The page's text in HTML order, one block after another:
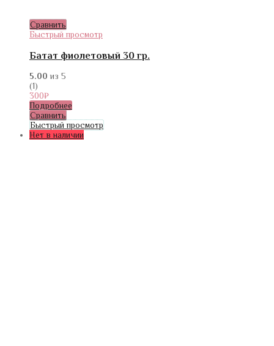
Сравнить
Быстрый просмотр
Батат фиолетовый 30 гр.
5.00 из 5
(1)
300₽
Подробнее
Сравнить
Быстрый просмотр
Нет в наличии